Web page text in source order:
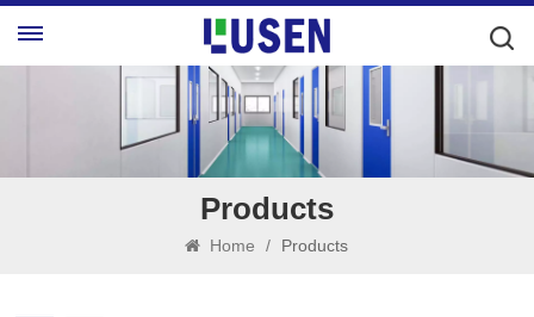
Products
Home / Products